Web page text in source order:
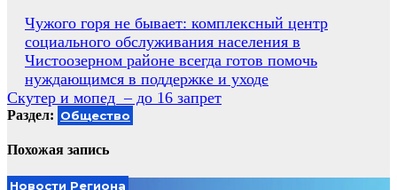
Навигация
по
записям
Чужого горя не бывает: комплексный центр
социального обслуживания населения в
Чистоозерном районе всегда готов помочь
нуждающимся в поддержке и уходе
Скутер и мопед – до 16 запрет
Раздел: Общество
Похожая запись
Новости Региона